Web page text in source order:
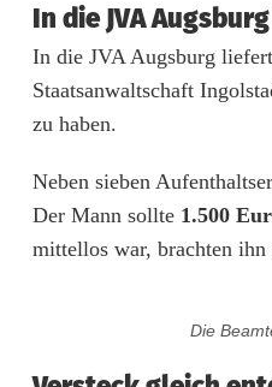
e
h
l
v
o
In die JVA
In die JVA Augsburg
Staatsanwaltschaft
zu haben.
Neben sieben
Der Mann sollte 1.500
mittellos war, brachten
Die